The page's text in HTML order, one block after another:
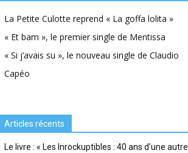
La Petite Culotte reprend « La goffa lolita »
« Et bam », le premier single de Mentissa
« Si j’avais su », le nouveau single de Claudio
Capéo
Articles récents
Le livre : « Les Inrockuptibles : 40 ans d’une autre